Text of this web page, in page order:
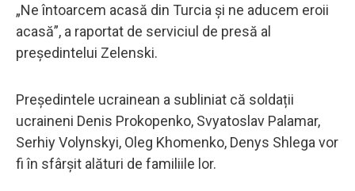
„Ne întoarcem acasă din Turcia și ne aducem eroii
acasă”, a raportat de serviciul de presă al
președintelui Zelenski.
Președintele ucrainean a subliniat că soldații
ucraineni Denis Prokopenko, Svyatoslav Palamar,
Serhiy Volynskyi, Oleg Khomenko, Denys Shlega vor
fi în sfârșit alături de familiile lor.